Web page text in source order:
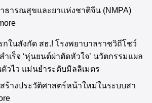
ธารณสุขและยาแห่งชาติจีน (NMPA)
กในสังกัด สธ.! โรงพยาบาลราชวิถีโชว์
ำเร็จ ‘หุ่นยนต์ผ่าตัดหัวใจ’ นวัตกรรมแผล
วไว แม่นยำระดับมิลลิเมตร
ร้างประวัติศาสตร์หน้าใหม่ในระบบสา